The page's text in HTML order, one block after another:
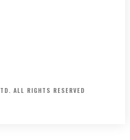
ALL RIGHTS RESERVED